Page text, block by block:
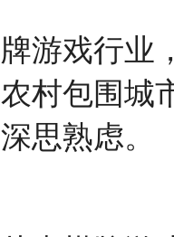
游戏行业
村包围城
思熟虑。